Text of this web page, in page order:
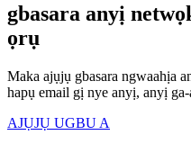
gbasara anyị
ọrụ
Maka ajụjụ gbasara ngwaahịa
hapụ email gị nye anyị, anyị
AJỤJỤ UGBU A